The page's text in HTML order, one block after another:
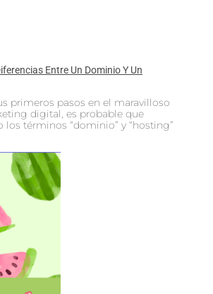
Entre Un Dominio Y Un
primeros pasos en el maravilloso
digital, es probable que
los términos “dominio” y “hosting”